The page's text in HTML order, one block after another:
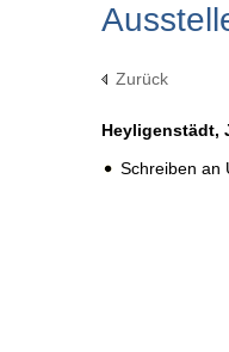
Zurück
Heyligenstädt,
Schreiben an